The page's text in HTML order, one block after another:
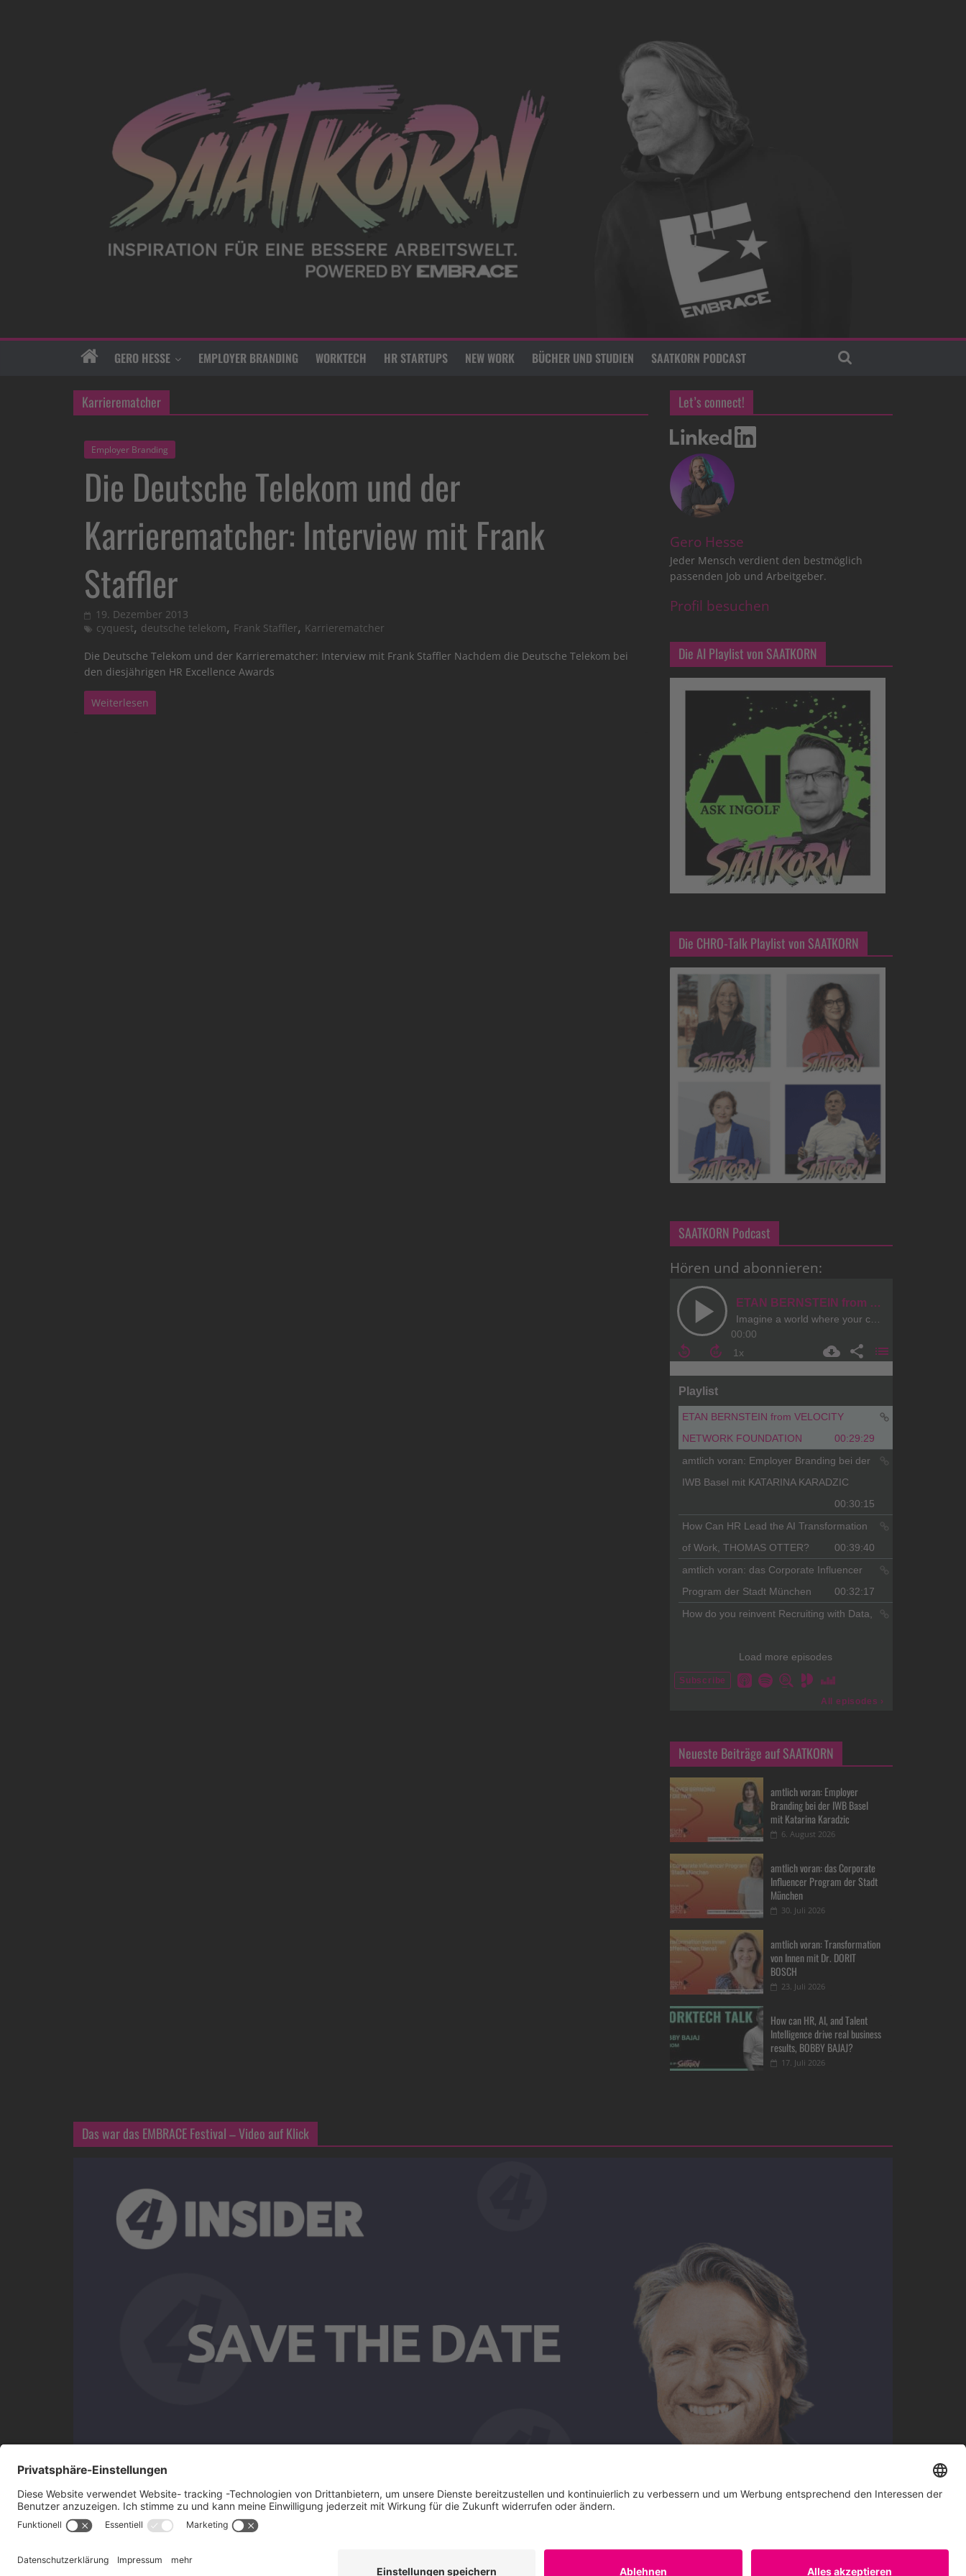
GERO HESSE EMPLOYER BRANDING WORKTECH HR STARTUPS NEW WORK BÜCHER UND STUDIEN SAATKORN PODCAST
Karrierematcher
Employer Branding
Die Deutsche Telekom und der
Karrierematcher: Interview mit Frank
Staffler
19. Dezember 2013
cyquest, deutsche telekom, Frank Staffler, Karrierematcher
Die Deutsche Telekom und der Karrierematcher: Interview mit Frank Staffler Nachdem die Deutsche Telekom bei
den diesjährigen HR Excellence Awards
Weiterlesen
Let’s connect!
Gero Hesse
Jeder Mensch verdient den bestmöglich
passenden Job und Arbeitgeber.
Profil besuchen
Die AI Playlist von SAATKORN
Die CHRO-Talk Playlist von SAATKORN
SAATKORN Podcast
Hören und abonnieren:
Neueste Beiträge auf SAATKORN
amtlich voran: Employer
Branding bei der IWB Basel
mit Katarina Karadzic
6. August 2026
amtlich voran: das Corporate
Influencer Program der Stadt
München
30. Juli 2026
amtlich voran: Transformation
von Innen mit Dr. DORIT
BOSCH
23. Juli 2026
How can HR, AI, and Talent
Intelligence drive real business
results, BOBBY BAJAJ?
17. Juli 2026
Das war das EMBRACE Festival – Video auf Klick